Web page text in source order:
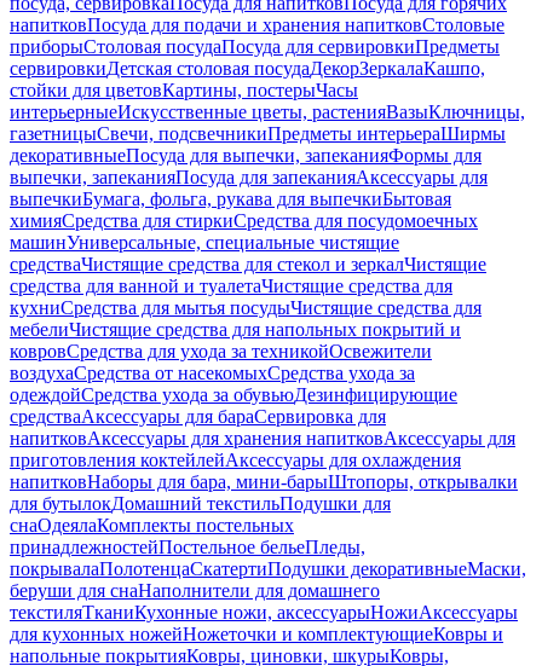
напитковПосуда для подачи и хранения напитковСтоловые
приборыСтоловая посудаПосуда для сервировкиПредметы
сервировкиДетская столовая посудаДекорЗеркалаКашпо,
стойки для цветовКартины, постерыЧасы
интерьерныеИскусственные цветы, растенияВазыКлючницы,
газетницыСвечи, подсвечникиПредметы интерьераШирмы
декоративныеПосуда для выпечки, запеканияФормы для
выпечки, запеканияПосуда для запеканияАксессуары для
выпечкиБумага, фольга, рукава для выпечкиБытовая
химияСредства для стиркиСредства для посудомоечных
машинУниверсальные, специальные чистящие
средстваЧистящие средства для стекол и зеркалЧистящие
средства для ванной и туалетаЧистящие средства для
кухниСредства для мытья посудыЧистящие средства для
мебелиЧистящие средства для напольных покрытий и
ковровСредства для ухода за техникойОсвежители
воздухаСредства от насекомыхСредства ухода за
одеждойСредства ухода за обувьюДезинфицирующие
средстваАксессуары для бараСервировка для
напитковАксессуары для хранения напитковАксессуары для
приготовления коктейлейАксессуары для охлаждения
напитковНаборы для бара, мини-барыШтопоры, открывалки
для бутылокДомашний текстильПодушки для
снаОдеялаКомплекты постельных
принадлежностейПостельное бельеПледы,
покрывалаПолотенцаСкатертиПодушки декоративныеМаски,
беруши для снаНаполнители для домашнего
текстиляТканиКухонные ножи, аксессуарыНожиАксессуары
для кухонных ножейНожеточки и комплектующиеКовры и
напольные покрытияКовры, циновки, шкурыКовры,